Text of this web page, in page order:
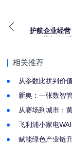
护航企业经营
相关推荐
从参数比拼到价
新奥：一张数智
从赛场到城市：
飞利浦小家电
赋能绿色产业链